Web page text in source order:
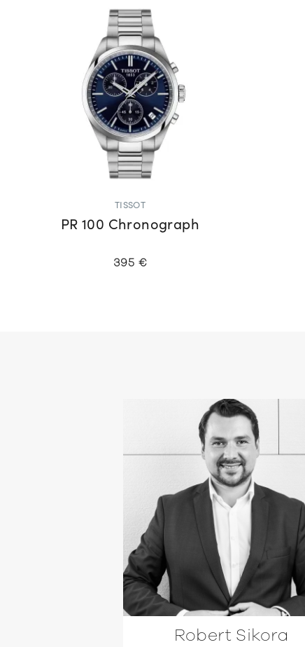
TISSOT
PR 100 Chronograph
395 €
Robert Sikora